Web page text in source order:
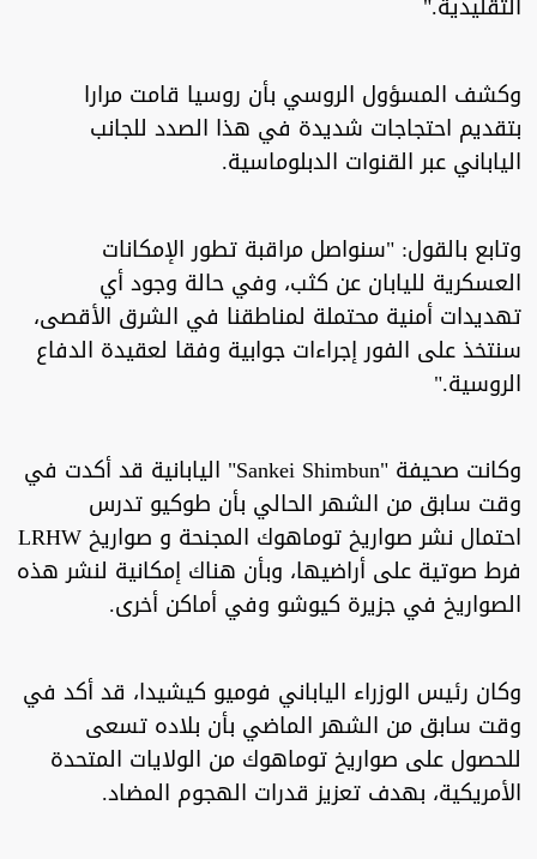
وكشف المسؤول الروسي بأن روسيا قامت مرارا
بتقديم احتجاجات شديدة في هذا الصدد للجانب
الياباني عبر القنوات الدبلوماسية.
وتابع بالقول: "سنواصل مراقبة تطور الإمكانات
العسكرية لليابان عن كثب، وفي حالة وجود أي
تهديدات أمنية محتملة لمناطقنا في الشرق الأقصى،
سنتخذ على الفور إجراءات جوابية وفقا لعقيدة الدفاع
الروسية."
وكانت صحيفة "Sankei Shimbun" اليابانية قد أكدت في
وقت سابق من الشهر الحالي بأن طوكيو تدرس
احتمال نشر صواريخ توماهوك المجنحة و صواريخ LRHW
فرط صوتية على أراضيها، وبأن هناك إمكانية لنشر هذه
الصواريخ في جزيرة كيوشو وفي أماكن أخرى.
وكان رئيس الوزراء الياباني فوميو كيشيدا، قد أكد في
وقت سابق من الشهر الماضي بأن بلاده تسعى
للحصول على صواريخ توماهوك من الولايات المتحدة
الأمريكية، بهدف تعزيز قدرات الهجوم المضاد.